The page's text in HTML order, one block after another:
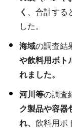
く
、合計す
した。
海域の調査結
や飲料用ボト
れました。
河川等の調査
ク製品や容器
れ、 飲料用ボ